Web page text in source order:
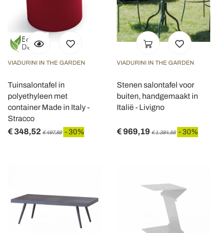
VIADURINI IN THE GARDEN
Tuinsalontafel in
polyethyleen met
container Made in Italy -
Stracco
€ 348,52 € 497,89 - 30%
VIADURINI IN THE GARDEN
Stenen salontafel voor
buiten, handgemaakt in
Italië - Livigno
€ 969,19 € 1.384,56 - 30%